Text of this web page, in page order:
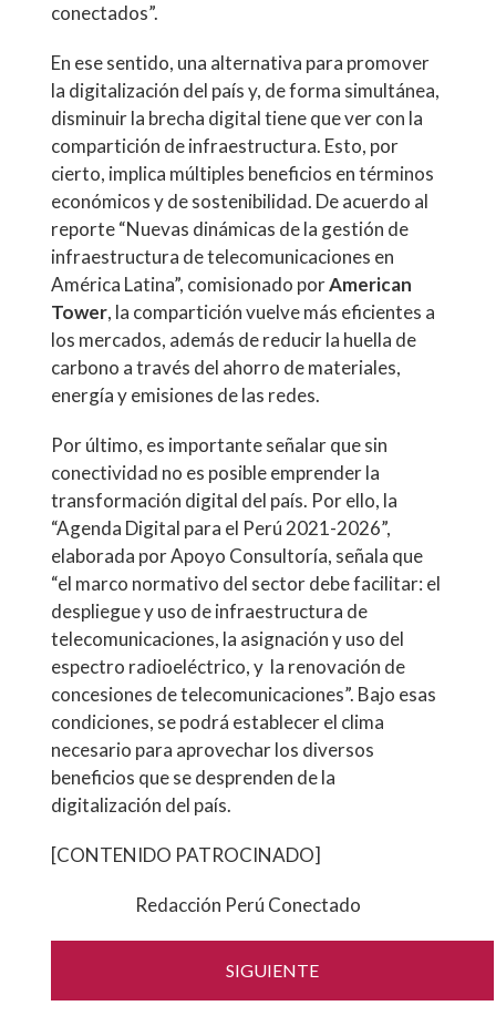
conectados”.
En ese sentido, una alternativa para promover
la digitalización del país y, de forma simultánea,
disminuir la brecha digital tiene que ver con la
compartición de infraestructura. Esto, por
cierto, implica múltiples beneficios en términos
económicos y de sostenibilidad. De acuerdo al
reporte “Nuevas dinámicas de la gestión de
infraestructura de telecomunicaciones en
América Latina”, comisionado porAmerican
Tower, la compartición vuelve más eficientes a
los mercados, además de reducir la huella de
carbono a través del ahorro de materiales,
energía y emisiones de las redes.
Por último, es importante señalar que sin
conectividad no es posible emprender la
transformación digital del país. Por ello, la
“Agenda Digital para el Perú 2021-2026”,
elaborada por Apoyo Consultoría, señala que
“el marco normativo del sector debe facilitar: el
despliegue y uso de infraestructura de
telecomunicaciones, la asignación y uso del
espectro radioeléctrico, y la renovación de
concesiones de telecomunicaciones”. Bajo esas
condiciones, se podrá establecer el clima
necesario para aprovechar los diversos
beneficios que se desprenden de la
digitalización del país.
[CONTENIDO PATROCINADO]
Redacción Perú Conectado
SIGUIENTE